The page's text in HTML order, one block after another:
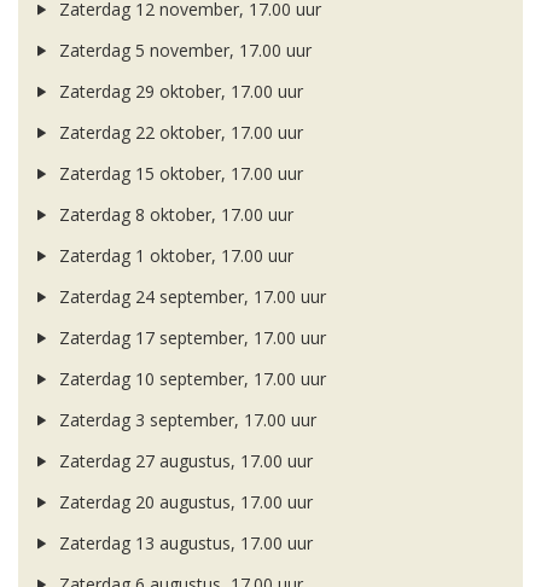
Zaterdag 12 november, 17.00 uur
Zaterdag 5 november, 17.00 uur
Zaterdag 29 oktober, 17.00 uur
Zaterdag 22 oktober, 17.00 uur
Zaterdag 15 oktober, 17.00 uur
Zaterdag 8 oktober, 17.00 uur
Zaterdag 1 oktober, 17.00 uur
Zaterdag 24 september, 17.00 uur
Zaterdag 17 september, 17.00 uur
Zaterdag 10 september, 17.00 uur
Zaterdag 3 september, 17.00 uur
Zaterdag 27 augustus, 17.00 uur
Zaterdag 20 augustus, 17.00 uur
Zaterdag 13 augustus, 17.00 uur